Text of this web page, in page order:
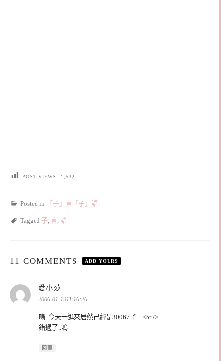
POST VIEWS: 1,532
Posted in 「子」言「子」語
Tagged 子, 言, 語
11 COMMENTS ADD YOURS
愛小莎
示:
2006-01-1911:16:26
嗚..今天一進來居然己經是30067了…<br />
錯過了..嗚
回覆